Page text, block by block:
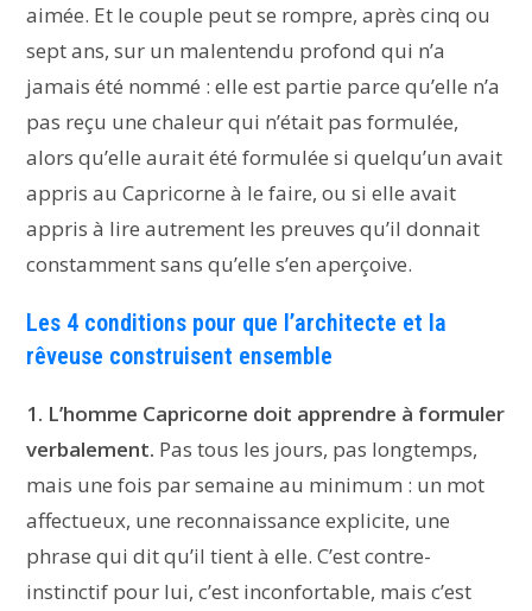
aimée. Et le couple peut se rompre, après cinq ou
sept ans, sur un malentendu profond qui n’a
jamais été nommé : elle est partie parce qu’elle n’a
pas reçu une chaleur qui n’était pas formulée,
alors qu’elle aurait été formulée si quelqu’un avait
appris au Capricorne à le faire, ou si elle avait
appris à lire autrement les preuves qu’il donnait
constamment sans qu’elle s’en aperçoive.
Les 4 conditions pour que l’architecte et la
rêveuse construisent ensemble
1. L’homme Capricorne doit apprendre à formuler
verbalement. Pas tous les jours, pas longtemps,
mais une fois par semaine au minimum : un mot
affectueux, une reconnaissance explicite, une
phrase qui dit qu’il tient à elle. C’est contre-
instinctif pour lui, c’est inconfortable, mais c’est